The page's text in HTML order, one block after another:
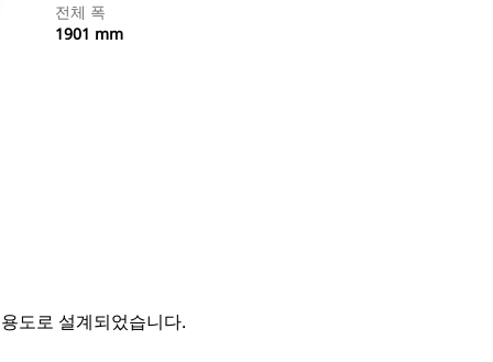
전체 폭
1901 mm
도로 설계되었습니다.